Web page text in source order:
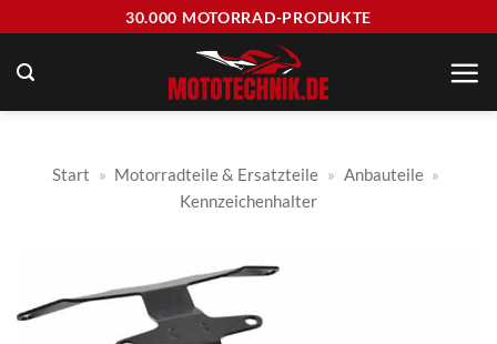
springen
30.000 MOTORRAD-PRODUKTE
Start » Motorradteile & Ersatzteile » Anbauteile »
Kennzeichenhalter